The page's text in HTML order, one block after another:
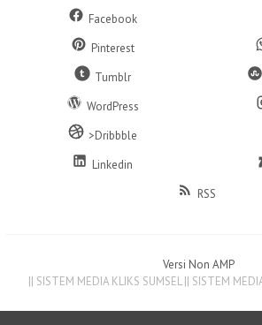
Facebook
Pinterest
Tumblr
WordPress
>Dribbble
Linkedin
RSS
Versi Non AMP
|| SISTEM MEDIA KLIKS SUMSEL || SISTEM